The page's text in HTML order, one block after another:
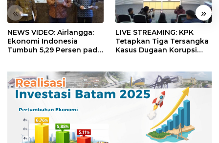
« »
NEWS VIDEO: Airlangga:
Ekonomi Indonesia
Tumbuh 5,29 Persen pada
LIVE STREAMING: KPK
Tetapkan Tiga Tersangka
Kasus Dugaan Korupsi